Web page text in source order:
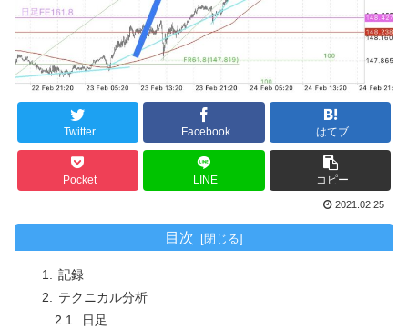
Twitter Facebook はてブ
Pocket LINE コピー
2021.02.25
目次
記録
テクニカル分析
日足